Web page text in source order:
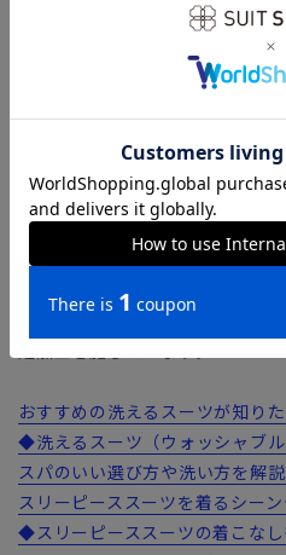
タリア技術者のノウハウを導入
術を具現化することで、イタリ
「Cerimonia」はイタリア語で"
スからセレモニーまで幅広い着
【機能】
ウォッシャブル／汚れてもご家
Wrinkle Free（リンクルフリー
おすすめの洗えるスーツが知り
◆洗えるスーツ（ウォッシャブ
スパのいい選び方や洗い方を解説
スリーピーススーツを着るシー
◆スリーピーススーツの着こな